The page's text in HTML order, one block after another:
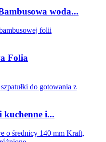
woda...
Folia
kuchenne i...